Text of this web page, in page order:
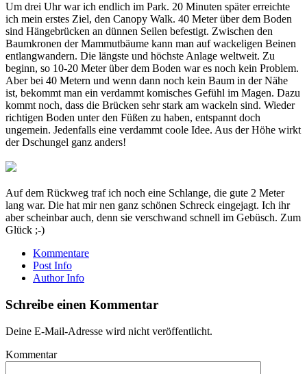
Um drei Uhr war ich endlich im Park. 20 Minuten später erreichte
ich mein erstes Ziel, den Canopy Walk. 40 Meter über dem Boden
sind Hängebrücken an dünnen Seilen befestigt. Zwischen den
Baumkronen der Mammutbäume kann man auf wackeligen Beinen
entlangwandern. Die längste und höchste Anlage weltweit. Zu
beginn, so 10-20 Meter über dem Boden war es noch kein Problem.
Aber bei 40 Metern und wenn dann noch kein Baum in der Nähe
ist, bekommt man ein verdammt komisches Gefühl im Magen. Dazu
kommt noch, dass die Brücken sehr stark am wackeln sind. Wieder
richtigen Boden unter den Füßen zu haben, entspannt doch
ungemein. Jedenfalls eine verdammt coole Idee. Aus der Höhe wirkt
der Dschungel ganz anders!
Auf dem Rückweg traf ich noch eine Schlange, die gute 2 Meter
lang war. Die hat mir nen ganz schönen Schreck eingejagt. Ich ihr
aber scheinbar auch, denn sie verschwand schnell im Gebüsch. Zum
Glück ;-)
Kommentare
Post Info
Author Info
Schreibe einen Kommentar
Deine E-Mail-Adresse wird nicht veröffentlicht.
Kommentar